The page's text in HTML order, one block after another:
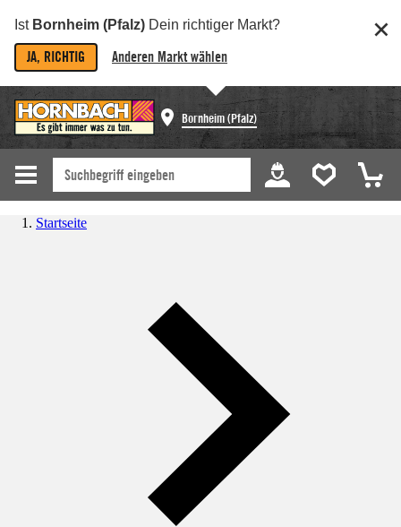
Ist Bornheim (Pfalz) Dein richtiger Markt?
JA, RICHTIG Anderen Markt wählen
Bornheim (Pfalz)
Startseite